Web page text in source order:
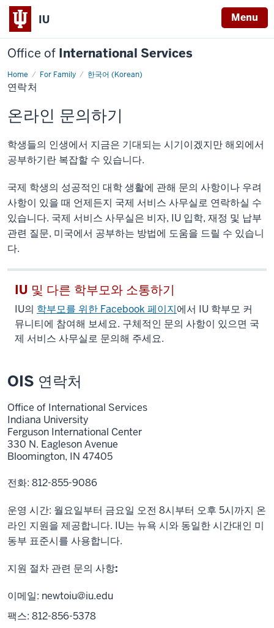
IU Menu
Office of International Services
Home For Family
한국어 (Korean)
연
락
연락처
온라인 문의하기
학생들의 인생에서 지금은 기대되는 시기이겠지만 해외에서
공부하기란 복잡할 수 있습니다.
국제 학생의 성공적인 대학 생활에 관해 문의 사항이나 우려
사항이 있을 때 언제든지 국제 서비스 사무실로 연락하실 수
있습니다. 국제 서비스 사무실은 비자, IU 입학, 재정 및 납부
관련 질문, 미국에서 공부하는 방법에 도움을 드릴 수 있습니
다.
IU 및 다른 학부모와 소통하기
IU의 학부모를 위한 Facebook 페이지에서 IU 학부모 커
뮤니티에 참여해 보세요. 구체적인 문의 사항이 있으면 국
제 서비스 사무실로 문의해 주세요.
OIS 연락처
Office of International Services
Indiana University
Ferguson International Center
330 N. Eagleson Avenue
Bloomington, IN 47405
전화: 812-855-9086
운영 시간: 월요일부터 금요일 오전 8시부터 오후 5시까지 온
라인 지원을 제공합니다. IU는 뉴욕 시와 동일한 시간대인 미
동부 표준시를 사용합니다.
지원 절차 관련 문의 사항:
이메일: newtoiu@iu.edu
팩스: 812-856-5378